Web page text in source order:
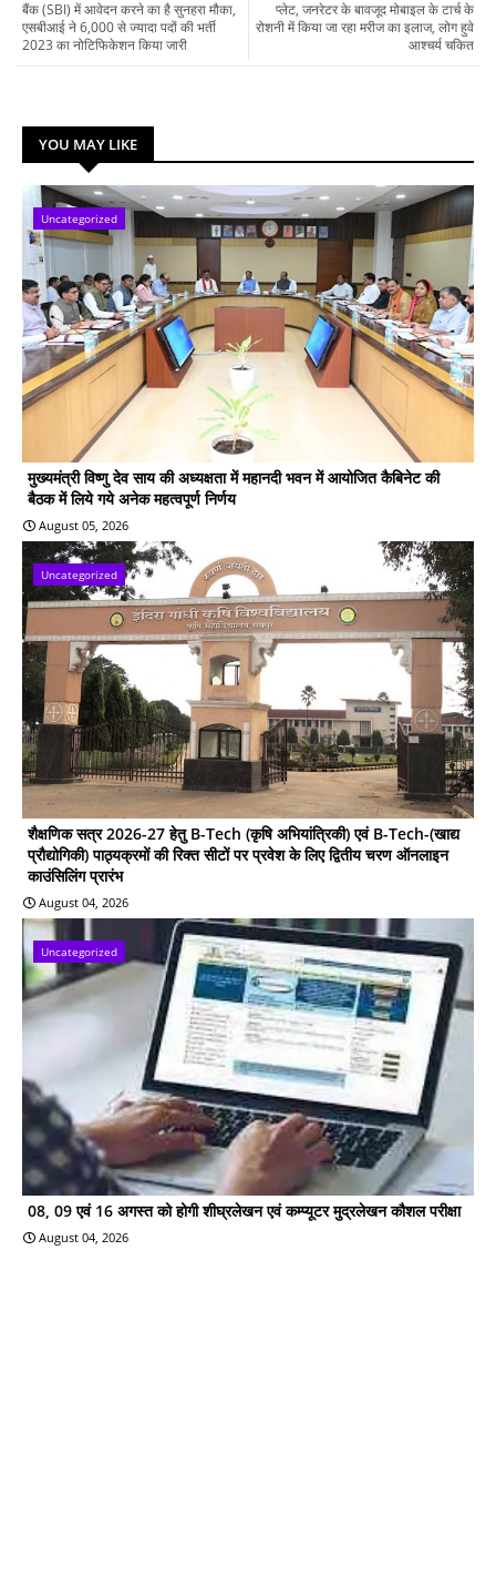
प्लेट, जनरेटर के बावजूद मोबाइल के टार्च के
रोशनी में किया जा रहा मरीज का इलाज, लोग हुवे
आश्चर्य चकित
बैंक (SBI) में आवेदन करने का है सुनहरा मौका,
एसबीआई ने 6,000 से ज्यादा पदों की भर्ती
2023 का नोटिफिकेशन किया जारी
YOU MAY LIKE
Uncategorized
मुख्यमंत्री विष्णु देव साय की अध्यक्षता में महानदी भवन में आयोजित कैबिनेट की
बैठक में लिये गये अनेक महत्वपूर्ण निर्णय
August 05, 2026
Uncategorized
शैक्षणिक सत्र 2026-27 हेतु B-Tech (कृषि अभियांत्रिकी) एवं B-Tech-(खाद्य
प्रौद्योगिकी) पाठ्यक्रमों की रिक्त सीटों पर प्रवेश के लिए द्वितीय चरण ऑनलाइन
काउंसिलिंग प्रारंभ
August 04, 2026
Uncategorized
08, 09 एवं 16 अगस्त को होगी शीघ्रलेखन एवं कम्प्यूटर मुद्रलेखन कौशल परीक्षा
August 04, 2026